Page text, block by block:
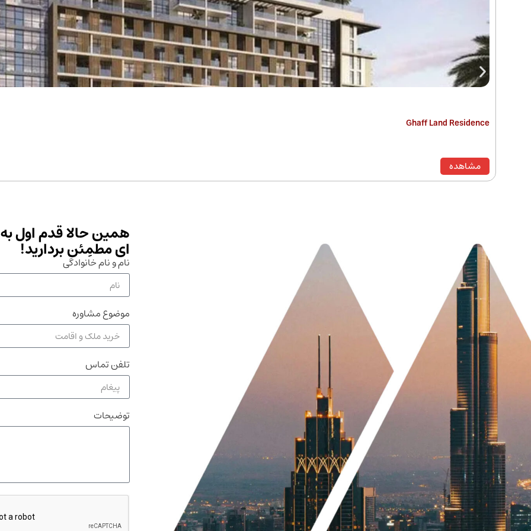
Ghaff Land Residence
مشاهده
همین حالا قدم اول
ای مطمِئن بردارید!
نام و نام خانوادگی
موضوع مشاوره
تلفن تماس
توضیحات